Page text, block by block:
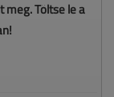
meg. Töltse le a